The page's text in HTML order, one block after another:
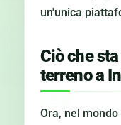
un'unica
Ciò che
terreno a
Ora, nel mondo